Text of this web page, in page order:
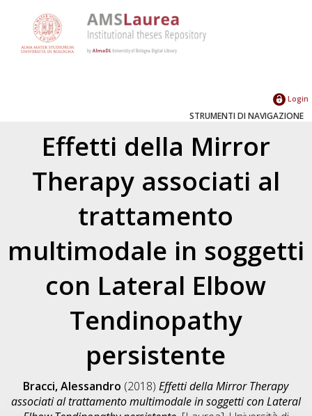
Login
STRUMENTI DI NAVIGAZIONE
Effetti della Mirror
Therapy associati al
trattamento
multimodale in soggetti
con Lateral Elbow
Tendinopathy
persistente
Bracci, Alessandro (2018)Effetti della Mirror Therapy
associati al trattamento multimodale in soggetti con Lateral